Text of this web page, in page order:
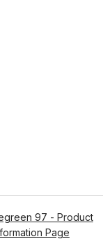
97 - Product
Page